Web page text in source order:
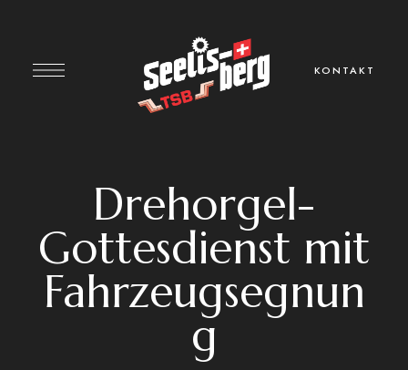
KONTAKT
Drehorgel-
Gottesdienst mit
Fahrzeugsegnun
g